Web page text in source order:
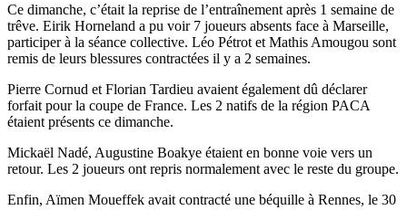
Ce dimanche, c’était la reprise de l’entraînement après 1 semaine de
trêve. Eirik Horneland a pu voir 7 joueurs absents face à Marseille,
participer à la séance collective. Léo Pétrot et Mathis Amougou sont
remis de leurs blessures contractées il y a 2 semaines.
Pierre Cornud et Florian Tardieu avaient également dû déclarer
forfait pour la coupe de France. Les 2 natifs de la région PACA
étaient présents ce dimanche.
Mickaël Nadé, Augustine Boakye étaient en bonne voie vers un
retour. Les 2 joueurs ont repris normalement avec le reste du groupe.
Enfin, Aïmen Moueffek avait contracté une béquille à Rennes, le 30